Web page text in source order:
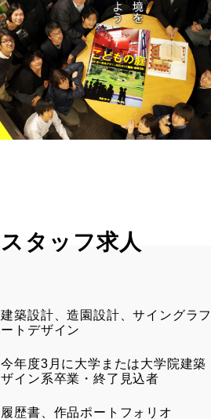
スタッフ求人
建築設計、造園設計、サイングラ
ートデザイン
今年度3月に大学または大学院建築
ザイン系卒業・終了見込者
履歴書、作品ポートフォリオ